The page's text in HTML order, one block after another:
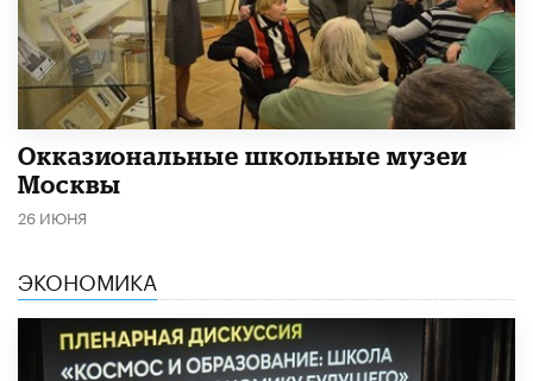
​Окказиональные школьные музеи
Москвы
26 ИЮНЯ
ЭКОНОМИКА